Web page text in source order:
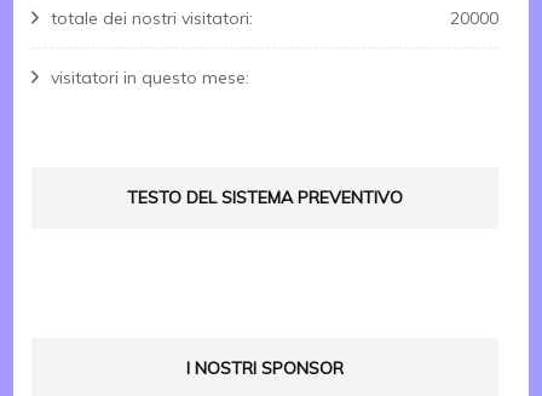
20000
totale dei nostri visitatori:
visitatori in questo mese:
TESTO DEL SISTEMA PREVENTIVO
I NOSTRI SPONSOR